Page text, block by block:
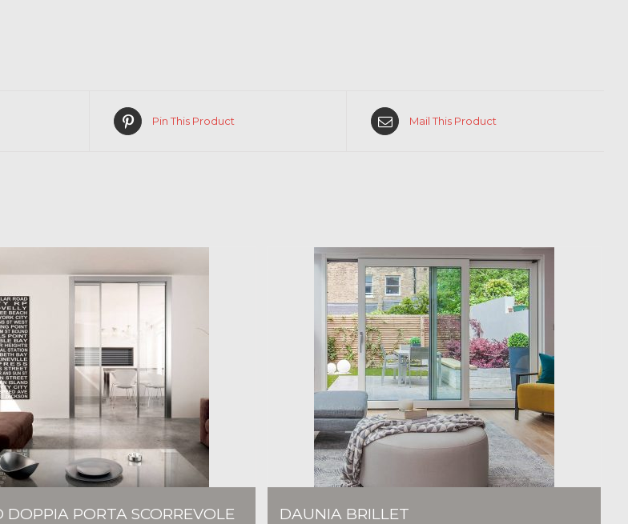
Pin This Product Mail This Product
DOPPIA PORTA SCORREVOLE DAUNIA BRILLET